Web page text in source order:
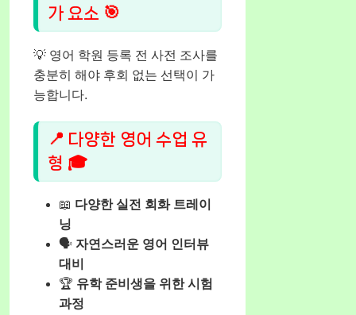
가 요소 🎯
💡 영어 학원 등록 전 사전 조사를
충분히 해야 후회 없는 선택이 가
능합니다.
📍 다양한 영어 수업 유
형 🎓
📖 다양한 실전 회화 트레이
닝
🗣️ 자연스러운 영어 인터뷰
대비
🏆 유학 준비생을 위한 시험
과정